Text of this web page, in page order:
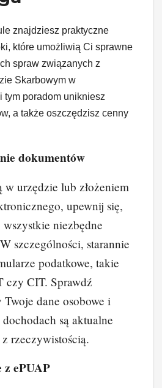
znajdziesz praktyczne
które umożliwią Ci sprawne
spraw związanych z
Skarbowym w
tym poradom unikniesz
a także oszczędzisz cenny
dokumentów
w urzędzie lub złożeniem
upewnij się,
wszystkie niezbędne
szczególności, starannie
podatkowe, takie
czy CIT. Sprawdź
dane osobowe i
są aktualne
rzeczywistością.
ePUAP